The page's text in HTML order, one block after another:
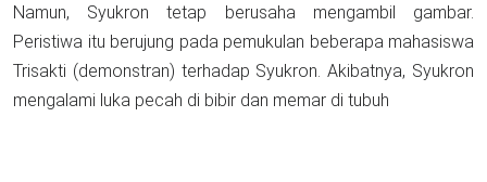
Namun, Syukron tetap berusaha mengambil gambar.
Peristiwa itu berujung pada pemukulan beberapa mahasiswa
Trisakti (demonstran) terhadap Syukron. Akibatnya, Syukron
mengalami luka pecah di bibir dan memar di tubuh